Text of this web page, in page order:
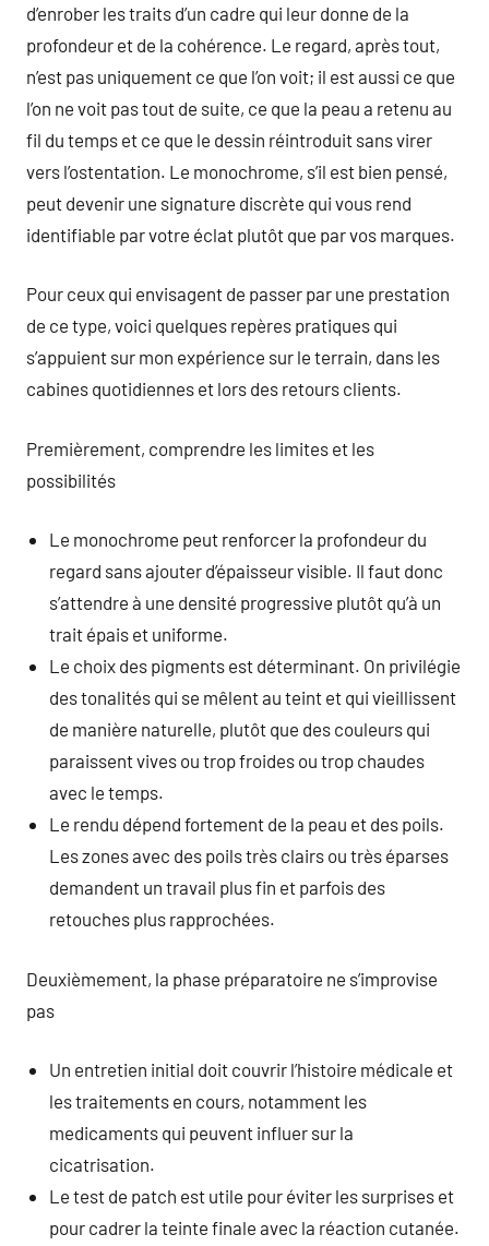
d’enrober les traits d’un cadre qui leur donne de la
profondeur et de la cohérence. Le regard, après tout,
n’est pas uniquement ce que l’on voit; il est aussi ce que
l’on ne voit pas tout de suite, ce que la peau a retenu au
fil du temps et ce que le dessin réintroduit sans virer
vers l’ostentation. Le monochrome, s’il est bien pensé,
peut devenir une signature discrète qui vous rend
identifiable par votre éclat plutôt que par vos marques.
Pour ceux qui envisagent de passer par une prestation
de ce type, voici quelques repères pratiques qui
s’appuient sur mon expérience sur le terrain, dans les
cabines quotidiennes et lors des retours clients.
Premièrement, comprendre les limites et les
possibilités
Le monochrome peut renforcer la profondeur du
regard sans ajouter d’épaisseur visible. Il faut donc
s’attendre à une densité progressive plutôt qu’à un
trait épais et uniforme.
Le choix des pigments est déterminant. On privilégie
des tonalités qui se mêlent au teint et qui vieillissent
de manière naturelle, plutôt que des couleurs qui
paraissent vives ou trop froides ou trop chaudes
avec le temps.
Le rendu dépend fortement de la peau et des poils.
Les zones avec des poils très clairs ou très éparses
demandent un travail plus fin et parfois des
retouches plus rapprochées.
Deuxièmement, la phase préparatoire ne s’improvise
pas
Un entretien initial doit couvrir l’histoire médicale et
les traitements en cours, notamment les
medicaments qui peuvent influer sur la
cicatrisation.
Le test de patch est utile pour éviter les surprises et
pour cadrer la teinte finale avec la réaction cutanée.